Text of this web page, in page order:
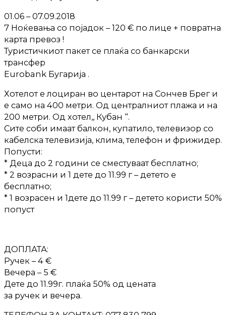
01.06 – 07.09.2018
7 Ноќевања со појадок – 120 € по лице + повратна
карта превоз !
Туристичкиот пакет се плаќа со банкарски
трансфер
Eurobank Бугарија .
Хотелот е лоциран во центарот на Сончев Брег и
е само на 400 метри. Од централниот плажа и на
200 метри. Од хотел,, Кубан “.
Сите соби имаат балкон, купатило, телевизор со
кабелска телевизија, клима, телефон и фрижидер.
Попусти:
* Деца до 2 години се сместуваат бесплатно;
* 2 возрасни и 1 дете до 11.99 г – детето е
бесплатно;
* 1 возрасен и 1дете до 11.99 г – детето користи 50%
попуст
ДОПЛАТА:
Ручек – 4 €
Вечера – 5 €
Дете до 11.99г. плаќа 50% од цената
за ручек и вечера.